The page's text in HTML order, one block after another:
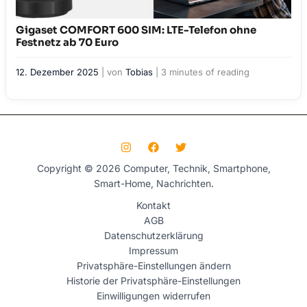
Gigaset COMFORT 600 SIM: LTE-Telefon ohne
Festnetz ab 70 Euro
12. Dezember 2025 | von Tobias 3 minutes of reading
Copyright © 2026 Computer, Technik, Smartphone,
Smart-Home, Nachrichten.
Kontakt
AGB
Datenschutzerklärung
Impressum
Privatsphäre-Einstellungen ändern
Historie der Privatsphäre-Einstellungen
Einwilligungen widerrufen